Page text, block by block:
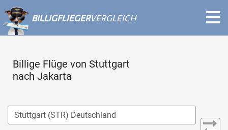
BILLIGFLIEGERVERGLEICH
Billige Flüge von Stuttgart
nach Jakarta